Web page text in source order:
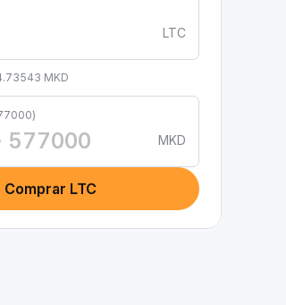
LTC
MKD
MKD
Comprar LTC